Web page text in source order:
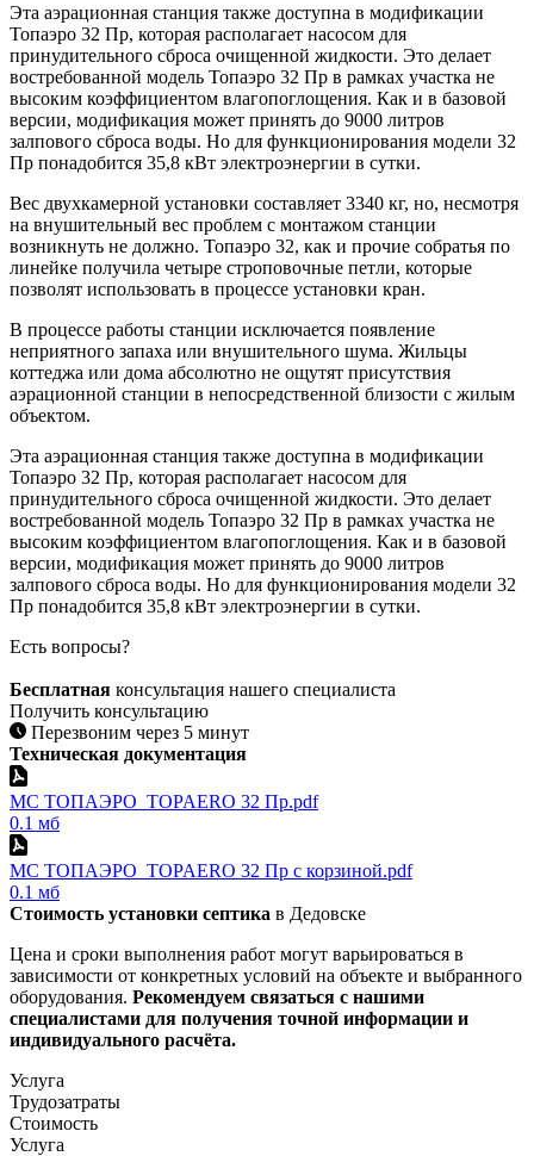
Эта аэрационная станция также доступна в модификации
Топаэро 32 Пр, которая располагает насосом для
принудительного сброса очищенной жидкости. Это делает
востребованной модель Топаэро 32 Пр в рамках участка не
высоким коэффициентом влагопоглощения. Как и в базовой
версии, модификация может принять до 9000 литров
залпового сброса воды. Но для функционирования модели 32
Пр понадобится 35,8 кВт электроэнергии в сутки.
Вес двухкамерной установки составляет 3340 кг, но, несмотря
на внушительный вес проблем с монтажом станции
возникнуть не должно. Топаэро 32, как и прочие собратья по
линейке получила четыре строповочные петли, которые
позволят использовать в процессе установки кран.
В процессе работы станции исключается появление
неприятного запаха или внушительного шума. Жильцы
коттеджа или дома абсолютно не ощутят присутствия
аэрационной станции в непосредственной близости с жилым
объектом.
Эта аэрационная станция также доступна в модификации
Топаэро 32 Пр, которая располагает насосом для
принудительного сброса очищенной жидкости. Это делает
востребованной модель Топаэро 32 Пр в рамках участка не
высоким коэффициентом влагопоглощения. Как и в базовой
версии, модификация может принять до 9000 литров
залпового сброса воды. Но для функционирования модели 32
Пр понадобится 35,8 кВт электроэнергии в сутки.
Есть вопросы?
Бесплатная консультация нашего специалиста
Получить консультацию
Перезвоним через 5 минут
Техническая документация
МС ТОПАЭРО_TOPAERO 32 Пр.pdf
0.1 мб
МС ТОПАЭРО_TOPAERO 32 Пр с корзиной.pdf
0.1 мб
Стоимость установки септика в Дедовске
Цена и сроки выполнения работ могут варьироваться в
зависимости от конкретных условий на объекте и выбранного
оборудования. Рекомендуем связаться с нашими
специалистами для получения точной информации и
индивидуального расчёта.​
Услуга
Трудозатраты
Стоимость
Услуга